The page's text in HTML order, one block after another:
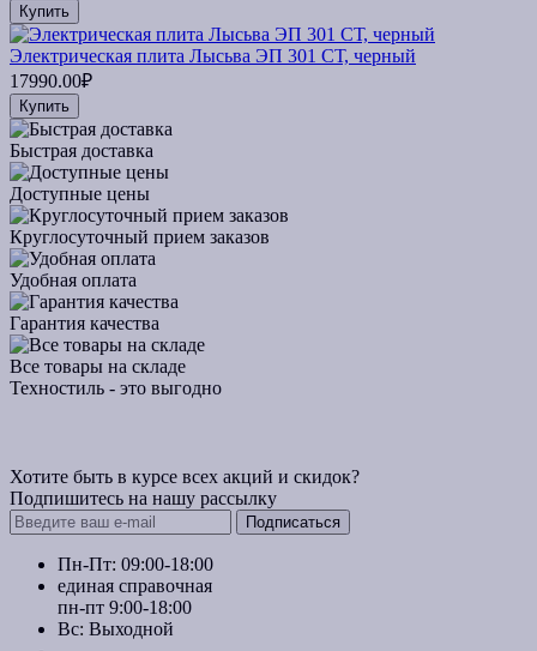
Купить
Электрическая плита Лысьва ЭП 301 СТ, черный
17990.00₽
Купить
Быстрая доставка
Доступные цены
Круглосуточный прием заказов
Удобная оплата
Гарантия качества
Все товары на складе
Техностиль - это выгодно
Хотите быть в курсе всех акций и скидок?
Подпишитесь на нашу рассылку
Подписаться
Пн-Пт: 09:00-18:00
единая справочная
пн-пт 9:00-18:00
Вс: Выходной